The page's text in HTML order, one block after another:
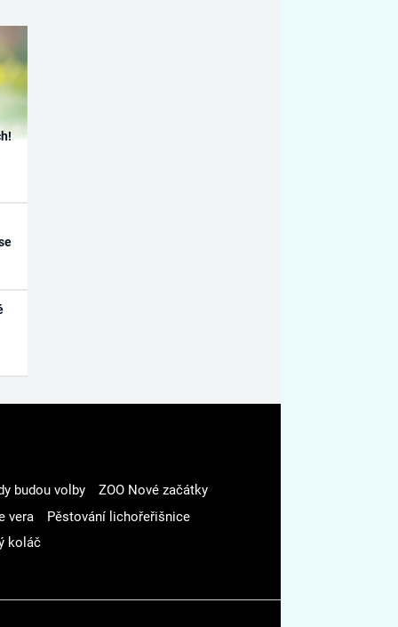
budou volby
ZOO Nové začátky
vera
Pěstování lichořeřišnice
koláč